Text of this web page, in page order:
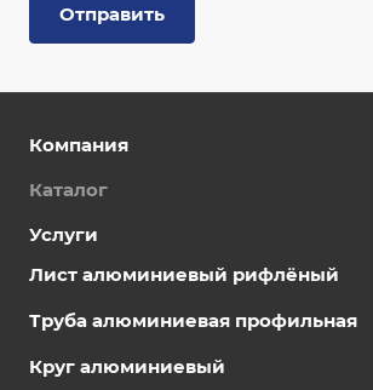
Отправить
Компания
Каталог
Услуги
Лист алюминиевый рифлёный
Труба алюминиевая профильная
Круг алюминиевый